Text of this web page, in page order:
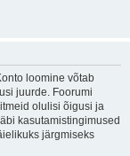
loomine võtab
juurde. Foorumi
olulisi õigusi ja
kasutamistingimused
järgmiseks